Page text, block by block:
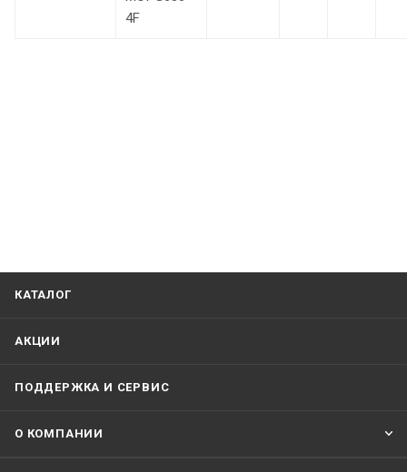
4F
КАТАЛОГ
АКЦИИ
ПОДДЕРЖКА И СЕРВИС
О КОМПАНИИ